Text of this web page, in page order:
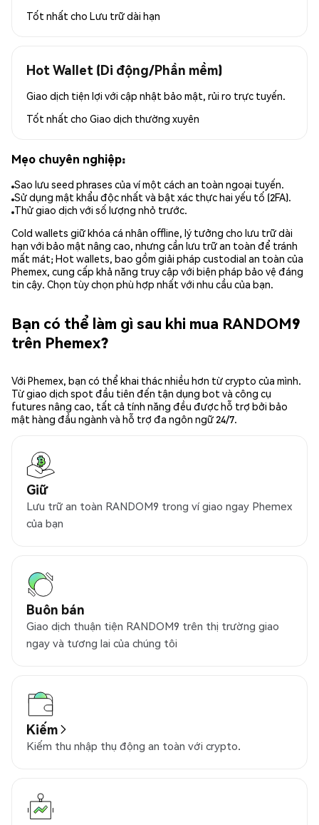
Tốt nhất cho Lưu trữ dài hạn
Hot Wallet (Di động/Phần mềm)
Giao dịch tiện lợi với cập nhật bảo mật, rủi ro trực tuyến.
Tốt nhất cho Giao dịch thường xuyên
Mẹo chuyên nghiệp:
Sao lưu seed phrases của ví một cách an toàn ngoại tuyến.
Sử dụng mật khẩu độc nhất và bật xác thực hai yếu tố (2FA).
Thử giao dịch với số lượng nhỏ trước.
Cold wallets giữ khóa cá nhân offline, lý tưởng cho lưu trữ dài
hạn với bảo mật nâng cao, nhưng cần lưu trữ an toàn để tránh
mất mát; Hot wallets, bao gồm giải pháp custodial an toàn của
Phemex, cung cấp khả năng truy cập với biện pháp bảo vệ đáng
tin cậy. Chọn tùy chọn phù hợp nhất với nhu cầu của bạn.
Bạn có thể làm gì sau khi mua RANDOM9
trên Phemex?
Với Phemex, bạn có thể khai thác nhiều hơn từ crypto của mình.
Từ giao dịch spot đầu tiên đến tận dụng bot và công cụ
futures nâng cao, tất cả tính năng đều được hỗ trợ bởi bảo
mật hàng đầu ngành và hỗ trợ đa ngôn ngữ 24/7.
Giữ
Lưu trữ an toàn RANDOM9 trong ví giao ngay Phemex
của bạn
Buôn bán
Giao dịch thuận tiện RANDOM9 trên thị trường giao
ngay và tương lai của chúng tôi
Kiếm
Kiếm thu nhập thụ động an toàn với crypto.